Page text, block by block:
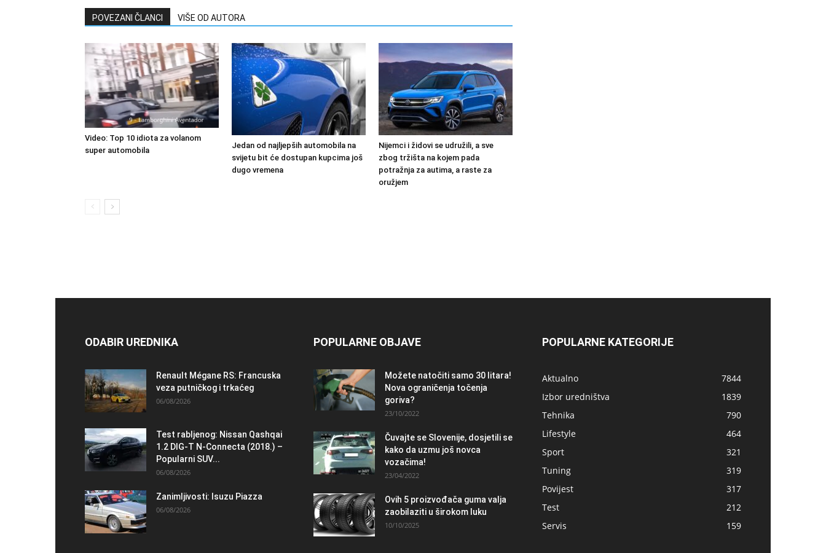
POVEZANI ČLANCI VIŠE OD AUTORA
Video: Top 10 idiota za volanom
super automobila
Jedan od najljepših automobila na
svijetu bit će dostupan kupcima još
dugo vremena
Nijemci i židovi se udružili, a sve
zbog tržišta na kojem pada
potražnja za autima, a raste za
oružjem
ODABIR UREDNIKA
Renault Mégane RS: Francuska
veza putničkog i trkaćeg
06/08/2026
Test rabljenog: Nissan Qashqai
1.2 DIG-T N-Connecta (2018.) –
Popularni SUV...
06/08/2026
Zanimljivosti: Isuzu Piazza
06/08/2026
POPULARNE OBJAVE
Možete natočiti samo 30 litara!
Nova ograničenja točenja
goriva?
23/10/2022
Čuvajte se Slovenije, dosjetili se
kako da uzmu još novca
vozačima!
23/04/2022
Ovih 5 proizvođača guma valja
zaobilaziti u širokom luku
10/10/2025
POPULARNE KATEGORIJE
Aktualno
7844
Izbor uredništva
1839
Tehnika
790
Lifestyle
464
Sport
321
Tuning
319
Povijest
317
Test
212
Servis
159